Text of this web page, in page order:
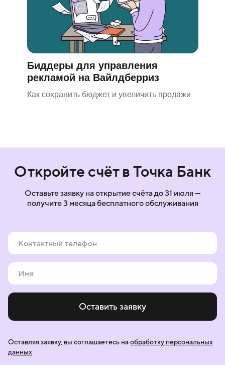
Биддеры для управления
рекламой на Вайлдберриз
Как сохранить бюджет и увеличить продажи
Откройте счёт в Точка Банк
Оставьте заявку на открытие счёта до 31 июля —
получите 3 месяца бесплатного обслуживания
Оставить заявку
Оставляя заявку, вы соглашаетесь наобработку персональных
данных